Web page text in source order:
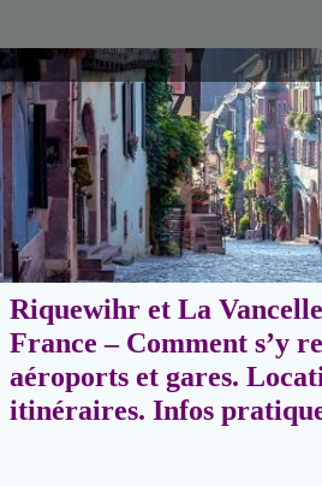
Riquewihr et La
France – Comment s’y
aéroports et gares.
itinéraires. Infos